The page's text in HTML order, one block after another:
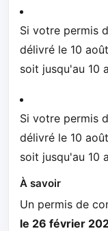
Si votre permis
délivré le 10
soit jusqu'au 10
Si votre permis
délivré le 10
soit jusqu'au 10
À savoir
Un permis de
le 26 février